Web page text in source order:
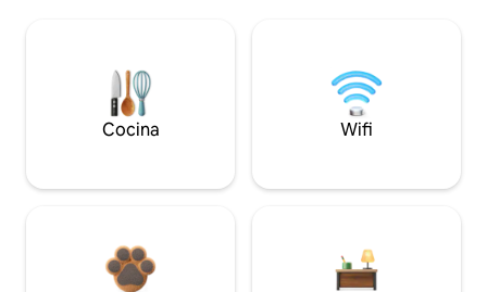
Cocina Wifi